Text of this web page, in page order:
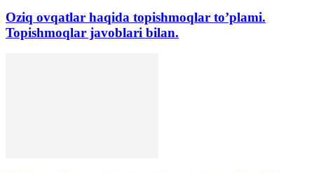
Oziq ovqatlar haqida topishmoqlar to’plami.
Topishmoqlar javoblari bilan.